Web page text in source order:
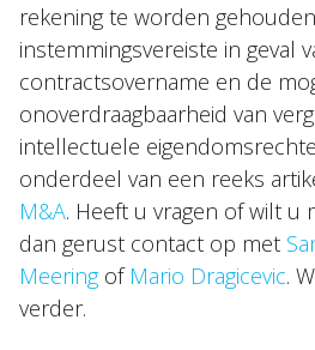
rekening te worden
instemmingsvereiste in geval
contractsovername en de
onoverdraagbaarheid van
intellectuele
onderdeel van een reeks
M&A. Heeft u vragen of wilt u
dan gerust contact op met
Meeringof Mario Dragicevic.
verder.